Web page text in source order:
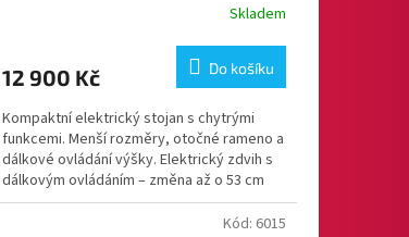
M
A
Skladem
12 900 Kč Do košíku
Kompaktní elektrický stojan s chytrými
funkcemi. Menší rozměry, otočné rameno a
dálkové ovládání výšky. Elektrický zdvih s
dálkovým ovládáním – změna až o 53 cm
jedním...
Kód: 6015